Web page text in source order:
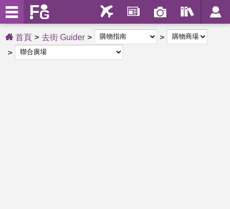
首頁 去街 Guider